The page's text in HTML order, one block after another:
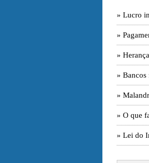
» Lucro
»
»
» Bancos
»
» O que
» Lei do